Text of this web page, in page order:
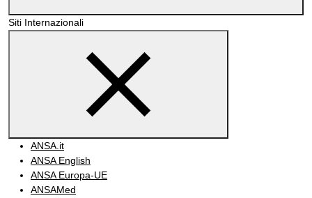
Siti Internazionali
ANSA.it
ANSA English
ANSA Europa-UE
ANSAMed